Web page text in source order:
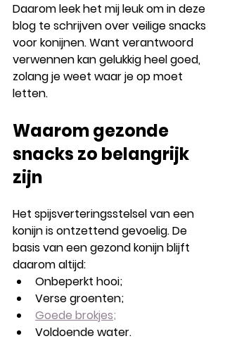
Daarom leek het mij leuk om in deze
blog te schrijven over veilige snacks
voor konijnen. Want verantwoord
verwennen kan gelukkig heel goed,
zolang je weet waar je op moet
letten.
Waarom gezonde
snacks zo belangrijk
zijn
Het spijsverteringsstelsel van een
konijn is ontzettend gevoelig. De
basis van een gezond konijn blijft
daarom altijd:
Onbeperkt hooi;
Verse groenten;
Goede brokjes;
Voldoende water.